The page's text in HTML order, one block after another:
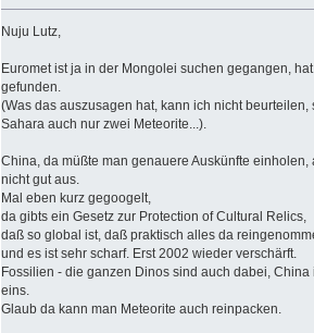
Nuju Lutz,
Euromet ist ja in der Mongolei suchen gegangen,
gefunden.
(Was das auszusagen hat, kann ich nicht
Sahara auch nur zwei Meteorite...).
China, da müßte man genauere Auskünfte einholen,
nicht gut aus.
Mal eben kurz gegoogelt,
da gibts ein Gesetz zur Protection of Cultural Relics,
daß so global ist, daß praktisch alles da
und es ist sehr scharf. Erst 2002 wieder verschärft.
Fossilien - die ganzen Dinos sind auch dabei,
eins.
Glaub da kann man Meteorite auch reinpacken.